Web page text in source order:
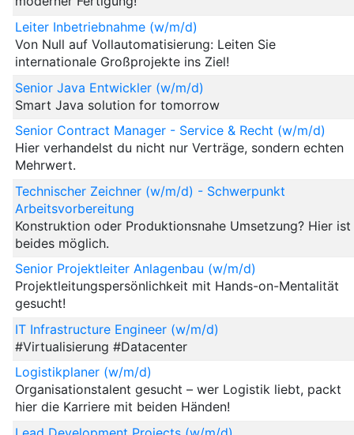
Leiter Inbetriebnahme (w/m/d)
Von Null auf Vollautomatisierung: Leiten Sie
internationale Großprojekte ins Ziel!
Senior Java Entwickler (w/m/d)
Smart Java solution for tomorrow
Senior Contract Manager - Service & Recht (w/m/d)
Hier verhandelst du nicht nur Verträge, sondern echten
Mehrwert.
Technischer Zeichner (w/m/d) - Schwerpunkt
Arbeitsvorbereitung
Konstruktion oder Produktionsnahe Umsetzung? Hier ist
beides möglich.
Senior Projektleiter Anlagenbau (w/m/d)
Projektleitungspersönlichkeit mit Hands-on-Mentalität
gesucht!
IT Infrastructure Engineer (w/m/d)
#Virtualisierung #Datacenter
Logistikplaner (w/m/d)
Organisationstalent gesucht – wer Logistik liebt, packt
hier die Karriere mit beiden Händen!